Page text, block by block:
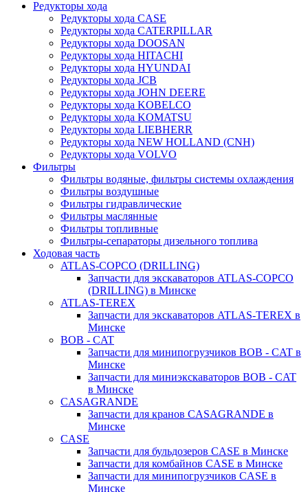
Редукторы хода
Редукторы хода CASE
Редукторы хода CATERPILLAR
Редукторы хода DOOSAN
Редукторы хода HITACHI
Редукторы хода HYUNDAI
Редукторы хода JCB
Редукторы хода JOHN DEERE
Редукторы хода KOBELCO
Редукторы хода KOMATSU
Редукторы хода LIEBHERR
Редукторы хода NEW HOLLAND (CNH)
Редукторы хода VOLVO
Фильтры
Фильтры водяные, фильтры системы охлаждения
Фильтры воздушные
Фильтры гидравлические
Фильтры маслянные
Фильтры топливные
Фильтры-сепараторы дизельного топлива
Ходовая часть
ATLAS-COPCO (DRILLING)
Запчасти для экскаваторов ATLAS-COPCO
(DRILLING) в Минске
ATLAS-TEREX
Запчасти для экскаваторов ATLAS-TEREX в
Минске
BOB - CAT
Запчасти для минипогрузчиков BOB - CAT в
Минске
Запчасти для миниэкскаваторов BOB - CAT
в Минске
CASAGRANDE
Запчасти для кранов CASAGRANDE в
Минске
CASE
Запчасти для бульдозеров CASE в Минске
Запчасти для комбайнов CASE в Минске
Запчасти для минипогрузчиков CASE в
Минске